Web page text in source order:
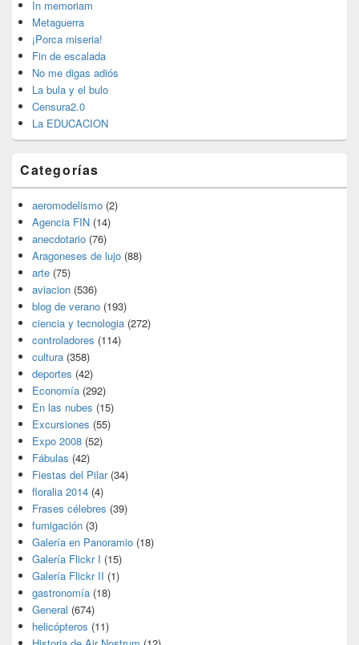
barra
lateral
primaria
In memoriam
Metaguerra
¡Porca miseria!
Fin de escalada
No me digas adiós
La bula y el bulo
Censura2.0
La EDUCACION
Categorías
aeromodelismo (2)
Agencia FIN (14)
anecdotario (76)
Aragoneses de lujo (88)
arte (75)
aviacion (536)
blog de verano (193)
ciencia y tecnologia (272)
controladores (114)
cultura (358)
deportes (42)
Economía (292)
En las nubes (15)
Excursiones (55)
Expo 2008 (52)
Fábulas (42)
Fiestas del Pilar(34)
floralia 2014 (4)
Frases célebres (39)
fumigación (3)
Galería en Panoramio (18)
Galería Flickr I (15)
Galería Flickr II (1)
gastronomía (18)
General (674)
helicópteros (11)